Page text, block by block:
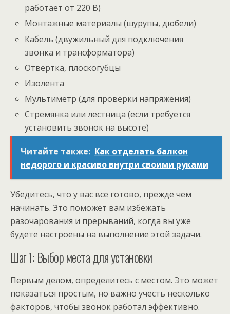
работает от 220 В)
Монтажные материалы (шурупы, дюбели)
Кабель (двужильный для подключения
звонка и трансформатора)
Отвертка, плоскогубцы
Изолента
Мультиметр (для проверки напряжения)
Стремянка или лестница (если требуется
установить звонок на высоте)
Читайте также: Как отделать балкон
недорого и красиво внутри своими руками
Убедитесь, что у вас все готово, прежде чем
начинать. Это поможет вам избежать
разочарования и прерываний, когда вы уже
будете настроены на выполнение этой задачи.
Шаг 1: Выбор места для установки
Первым делом, определитесь с местом. Это может
показаться простым, но важно учесть несколько
факторов, чтобы звонок работал эффективно.